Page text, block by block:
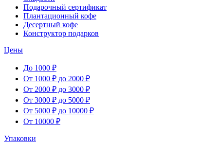
Подарочный сертификат
Плантационный кофе
Десертный кофе
Конструктор подарков
Цены
До 1000 ₽
От 1000 ₽ до 2000 ₽
От 2000 ₽ до 3000 ₽
От 3000 ₽ до 5000 ₽
От 5000 ₽ до 10000 ₽
От 10000 ₽
Упаковки